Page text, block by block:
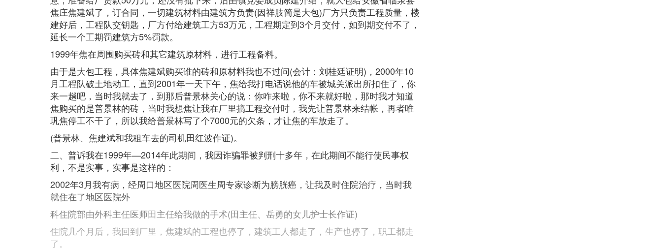
焦庄焦建斌了，订合同，一切建筑材料由建筑方负责(因祥肢简是大包)厂方只负责工程质量，楼
建好后，工程队交钥匙，厂方付给建筑工方53万元，工程期定到3个月交付，如到期交付不了，
延长一个工期罚建筑方5%罚款。
1999年焦在周围购买砖和其它建筑原材料，进行工程备料。
由于是大包工程，具体焦建斌购买谁的砖和原材料我也不过问(会计：刘桂廷证明)，2000年10
月工程队破土地动工，直到2001年一天下午，焦给我打电话说他的车被城关派出所扣住了，你
来一趟吧，当时我就去了，到那后普景林关心的说：你咋来啦，你不来就好啦，那时我才知道
焦购买的是普景林的砖，当时我想焦让我在厂里搞工程交付时，我先让普景林来结帐，再者唯
巩焦停工不干了，所以我给普景林写了个7000元的欠条，才让焦的车放走了。
(普景林、焦建斌和我租车去的司机田红波作证)。
二、普诉我在1999年—2014年此期间，我因诈骗罪被判刑十多年，在此期间不能行使民事权
利，不是实事，实事是这样的：
2002年3月我有病，经周口地区医院周医生周专家诊断为膀胱癌，让我及时住院治疗，当时我
就住在了地区医院外
科住院部由外科主任医师田主任给我做的手术(田主任、岳勇的女儿护士长作证)
住院几个月后，我回到厂里，焦建斌的工程也停了，建筑工人都走了，生产也停了，职工都走
了。